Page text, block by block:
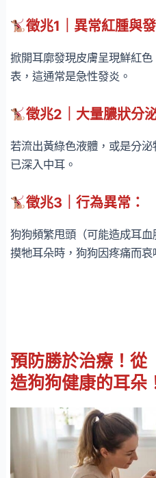
徵兆1｜異常紅腫與
掀開耳廓發現皮膚呈現鮮紅
表，這通常是急性發炎。
徵兆2｜大量膿狀分
若流出黃綠色液體，或是分
已深入中耳。
徵兆3｜行為異常：
狗狗頻繁甩頭（可能造成耳
摸牠耳朵時，狗狗因疼痛而哀
預防勝於治療！從
造狗狗健康的耳朵